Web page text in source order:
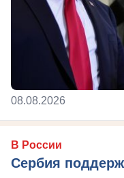
08.08.2026
В России
Сербия